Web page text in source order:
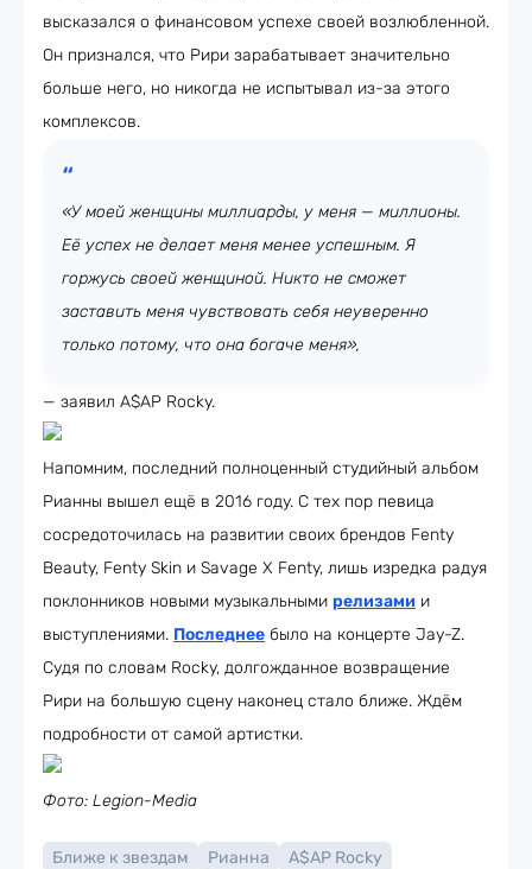
высказался о финансовом успехе своей возлюбленной.
Он признался, что Рири зарабатывает значительно
больше него, но никогда не испытывал из-за этого
комплексов.
«У моей женщины миллиарды, у меня — миллионы.
Её успех не делает меня менее успешным. Я
горжусь своей женщиной. Никто не сможет
заставить меня чувствовать себя неуверенно
только потому, что она богаче меня»,
— заявил A$AP Rocky.
Напомним, последний полноценный студийный альбом
Рианны вышел ещё в 2016 году. С тех пор певица
сосредоточилась на развитии своих брендов Fenty
Beauty, Fenty Skin и Savage X Fenty, лишь изредка радуя
поклонников новыми музыкальными релизами и
выступлениями. Последнее было на концерте Jay-Z.
Судя по словам Rocky, долгожданное возвращение
Рири на большую сцену наконец стало ближе. Ждём
подробности от самой артистки.
Фото: Legion-Media
Ближе к звездам Рианна A$AP Rocky